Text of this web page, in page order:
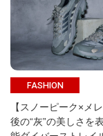
FASHION
【スノーピーク×メ
後の“灰”の美しさを